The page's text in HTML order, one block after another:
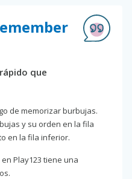
que
de memorizar burbujas.
y su orden en la fila
en la fila inferior.
Play123 tiene una